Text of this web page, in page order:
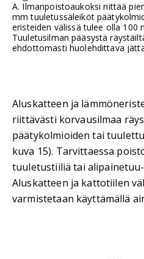
A. Ilmanpoistoaukoksi riittää
mm tuuletussäleiköt
eristeiden välissä tulee olla 100
Tuuletusilman pääsystä
ehdottomasti huolehdittava
Aluskatteen ja
riittävästi korvausilmaa
päätykolmioiden tai
kuva 15). Tarvittaessa
tuuletustiiliä tai
Aluskatteen ja kattotiilen
varmistetaan käyttämällä